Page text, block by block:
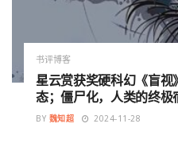
书评博客
星云赏获奖硬科幻《盲
态；僵尸化，人类的终极
BY 魏知超 2024-11-28